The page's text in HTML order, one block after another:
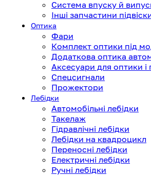
Система впуску й
Інші запчастини
Оптика
Фари
Комплект оптики під
Додаткова оптика
Аксесуари для оптики і
Спецсигнали
Прожектори
Лебідки
Автомобільні лебідки
Такелаж
Гідравлічні лебідки
Лебідки на квадроцикл
Переносні лебідки
Електричні лебідки
Ручні лебідки